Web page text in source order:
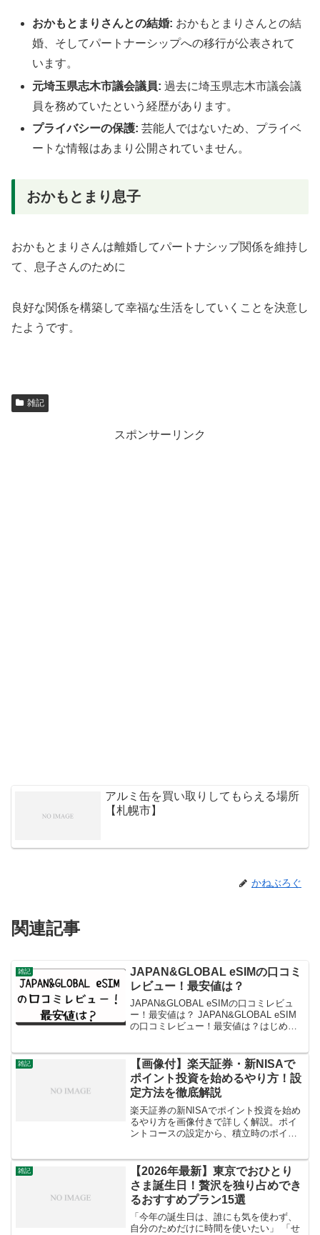
おかもとまりさんとの結婚: おかもとまりさんとの結
婚、そしてパートナーシップへの移行が公表されて
います。
元埼玉県志木市議会議員: 過去に埼玉県志木市議会議
員を務めていたという経歴があります。
プライバシーの保護: 芸能人ではないため、プライベ
ートな情報はあまり公開されていません。
おかもとまり息子
おかもとまりさんは離婚してパートナシップ関係を維持し
て、息子さんのために
良好な関係を構築して幸福な生活をしていくことを決意し
たようです。
雑記
スポンサーリンク
アルミ缶を買い取りしてもらえる場所
【札幌市】
かねぶろぐ
関連記事
雑記
JAPAN&GLOBAL eSIMの口コミ
レビュー！最安値は？
JAPAN&GLOBAL eSIMの口コミレビュ
ー！最安値は？ JAPAN&GLOBAL eSIM
の口コミレビュー！最安値は？はじめ
値についてもお伝えしま...
雑記
【画像付】楽天証券・新NISAで
ポイント投資を始めるやり方！設
定方法を徹底解説
楽天証券の新NISAでポイント投資を始め
るやり方を画像付きで詳しく解説。ポイ
ントコースの設定から、積立時のポイン
ながら操作すれば、わずか数分で設定が
完了します。
雑記
【2026年最新】東京でおひとり
さま誕生日！贅沢を独り占めでき
るおすすめプラン15選
「今年の誕生日は、誰にも気を使わず、
自分のためだけに時間を使いたい」 「せ